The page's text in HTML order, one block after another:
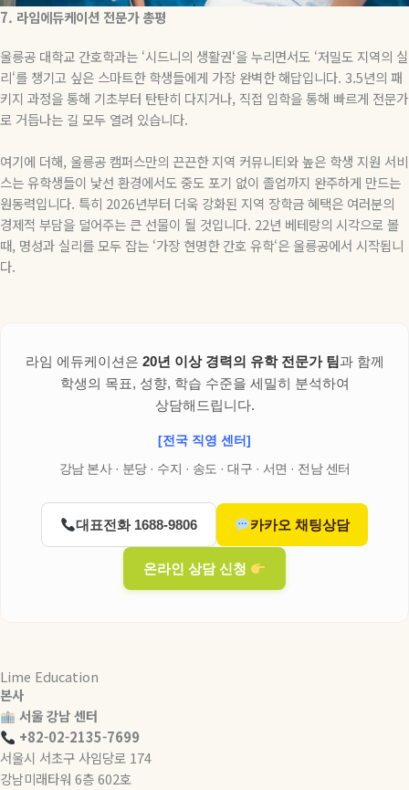
7. 라임에듀케이션 전문가 총평
울릉공 대학교 간호학과는 ‘시드니의 생활권‘을 누리면서도 ‘저밀도 지역의 실
리‘를 챙기고 싶은 스마트한 학생들에게 가장 완벽한 해답입니다. 3.5년의 패
키지 과정을 통해 기초부터 탄탄히 다지거나, 직접 입학을 통해 빠르게 전문가
로 거듭나는 길 모두 열려 있습니다.
여기에 더해, 울릉공 캠퍼스만의 끈끈한 지역 커뮤니티와 높은 학생 지원 서비
스는 유학생들이 낯선 환경에서도 중도 포기 없이 졸업까지 완주하게 만드는
원동력입니다. 특히 2026년부터 더욱 강화된 지역 장학금 혜택은 여러분의
경제적 부담을 덜어주는 큰 선물이 될 것입니다. 22년 베테랑의 시각으로 볼
때, 명성과 실리를 모두 잡는 ‘가장 현명한 간호 유학‘은 울릉공에서 시작됩니
다.
라임 에듀케이션은 20년 이상 경력의 유학 전문가 팀과 함께
학생의 목표, 성향, 학습 수준을 세밀히 분석하여
상담해드립니다.
[전국 직영 센터]
강남 본사 · 분당 · 수지 · 송도 · 대구 · 서면 · 전남 센터
대표전화 1688-9806 카카오 채팅상담
온라인 상담 신청
Lime Education
본사
서울 강남 센터
+82-02-2135-7699
서울시 서초구 사임당로 174
강남미래타워 6층 602호